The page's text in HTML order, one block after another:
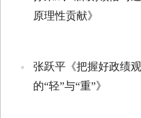
原理性贡献》
张跃平《把握好政绩
的“轻”与“重”》